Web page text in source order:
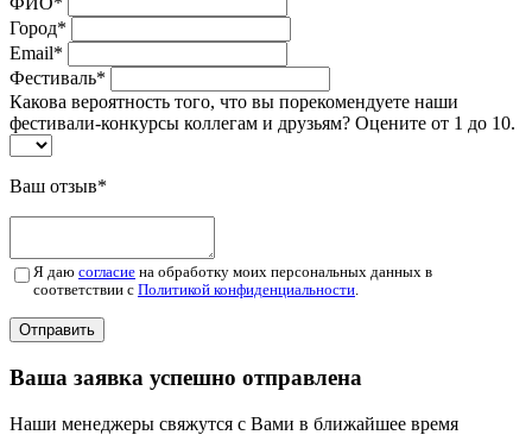
Город*
Email*
Фестиваль*
Какова вероятность того, что вы порекомендуете наши
фестивали-конкурсы коллегам и друзьям? Оцените от 1 до 10.
Ваш отзыв*
Я даю согласие на обработку моих персональных данных в
соответствии с Политикой конфиденциальности.
Отправить
Ваша заявка успешно отправлена
Наши менеджеры свяжутся с Вами в ближайшее время